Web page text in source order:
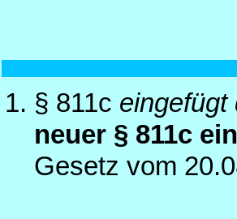
§ 811c eingefügt
neuer § 811c
Gesetz vom